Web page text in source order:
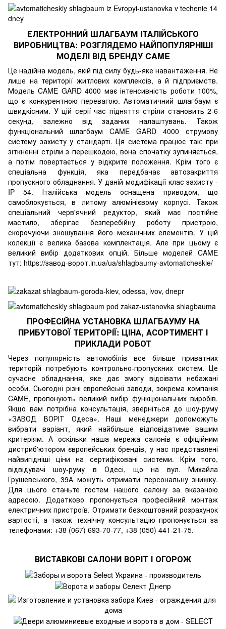
ЕЛЕКТРОННИЙ ШЛАГБАУМ ІТАЛІЙСЬКОГО
ВИРОБНИЦТВА: РОЗГЛЯДЕМО НАЙПОПУЛЯРНІШІ
МОДЕЛІ ВІД БРЕНДУ CAME
Це надійна модель, якій під силу будь-яке навантаження. Не
лише на території житлових комплексів, а й підприємств.
Модель CAME GARD 4000 має інтенсивність роботи 100%,
що є конкурентною перевагою. Автоматичний шлагбаум є
швидкісним. У цій серії час підняття стріли становить 2-6
секунд, залежно від заданих налаштувань. Також
функціональний шлагбаум CAME GARD 4000 струмову
систему захисту у стандарті. Ця система працює так: при
зіткненні стріли з перешкодою, вона спочатку зупиняється,
а потім повертається у відкрите положення. Крім того є
спеціальна функція, яка передбачає автозакриття
пропускного обладнання. У даній модифікації клас захисту -
IP 54. Італійська модель оснащена приводом, що
самоблокується, в литому алюмінієвому корпусі. Також
спеціальний черв'ячний редуктор, який має постійне
мастило, зберігає безперебійну роботу пристрою,
скорочуючи зношування його механічних елементів. У цій
колекції є велика базова комплектація. Але при цьому є
великий вибір додаткових опцій. Більше моделей CAME
тут: https://завод-ворот.in.ua/ua/shlagbaumy-avtomaticheskie/
ПРОФЕСІЙНА УСТАНОВКА ШЛАГБАУМУ НА
ПРИБУТОВОЇ ТЕРИТОРІЇ: ЦІНА, АСОРТИМЕНТ І
ПРИКЛАДИ РОБОТ
Через популярність автомобілів все більше приватних
територій потребують контрольно-пропускних систем. Це
сучасне обладнання, яке дає змогу відсівати небажані
особи. Сьогодні різні європейські заводи, зокрема компанія
CAME, пропонують великий вибір функціональних виробів.
Якщо вам потрібна консультація, зверніться до шоу-руму
«ЗАВОД ВОРІТ Одеса». Наші менеджери допоможуть
вибрати варіант, який найбільше відповідатиме вашим
критеріям. А оскільки наша мережа салонів є офіційним
дистриб'ютором європейських брендів, у нас представлені
найвигідніші ціни на сертифіковані системи. Крім того,
відвідувачі шоу-руму в Одесі, що на вул. Михайла
Грушевського, 39А можуть отримати персональну знижку.
Для цього станьте гостем нашого салону за вказаною
адресою. Додатково пропонується професійний монтаж
електричних пристроїв. Отримати безкоштовний розрахунок
вартості, а також технічну консультацію пропонується за
телефонами: +38 (067) 693-70-77, +38 (050) 441-21-75.
ВИСТАВКОВІ САЛОНИ ВОРІТ І ОГОРОЖ